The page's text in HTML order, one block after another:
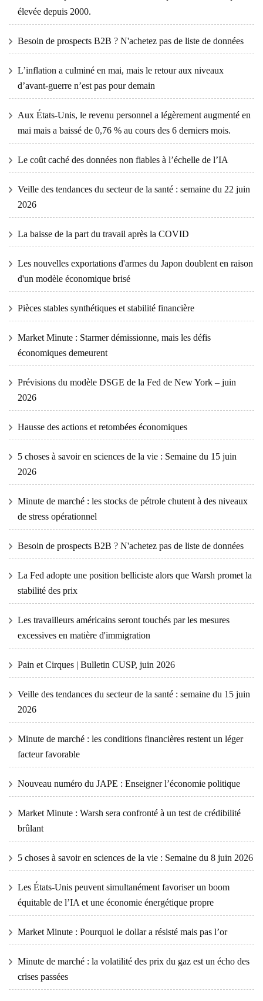
élevée depuis 2000.
Besoin de prospects B2B ? N'achetez pas de liste de données
L’inflation a culminé en mai, mais le retour aux niveaux
d’avant-guerre n’est pas pour demain
Aux États-Unis, le revenu personnel a légèrement augmenté en
mai mais a baissé de 0,76 % au cours des 6 derniers mois.
Le coût caché des données non fiables à l’échelle de l’IA
Veille des tendances du secteur de la santé : semaine du 22 juin
2026
La baisse de la part du travail après la COVID
Les nouvelles exportations d'armes du Japon doublent en raison
d'un modèle économique brisé
Pièces stables synthétiques et stabilité financière
Market Minute : Starmer démissionne, mais les défis
économiques demeurent
Prévisions du modèle DSGE de la Fed de New York – juin
2026
Hausse des actions et retombées économiques
5 choses à savoir en sciences de la vie : Semaine du 15 juin
2026
Minute de marché : les stocks de pétrole chutent à des niveaux
de stress opérationnel
Besoin de prospects B2B ? N'achetez pas de liste de données
La Fed adopte une position belliciste alors que Warsh promet la
stabilité des prix
Les travailleurs américains seront touchés par les mesures
excessives en matière d'immigration
Pain et Cirques | Bulletin CUSP, juin 2026
Veille des tendances du secteur de la santé : semaine du 15 juin
2026
Minute de marché : les conditions financières restent un léger
facteur favorable
Nouveau numéro du JAPE : Enseigner l’économie politique
Market Minute : Warsh sera confronté à un test de crédibilité
brûlant
5 choses à savoir en sciences de la vie : Semaine du 8 juin 2026
Les États-Unis peuvent simultanément favoriser un boom
équitable de l’IA et une économie énergétique propre
Market Minute : Pourquoi le dollar a résisté mais pas l’or
Minute de marché : la volatilité des prix du gaz est un écho des
crises passées